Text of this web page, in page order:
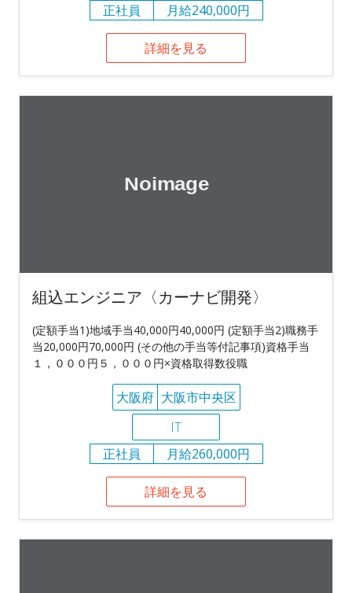
正社員
月給240,000円
詳細を見る
組込エンジニア〈カーナビ開発〉
(定額手当1)地域手当40,000円40,000円 (定額手当2)職務手
当20,000円70,000円 (その他の手当等付記事項)資格手当
１，０００円５，０００円×資格取得数役職
大阪府 大阪市中央区
IT
正社員
月給260,000円
詳細を見る